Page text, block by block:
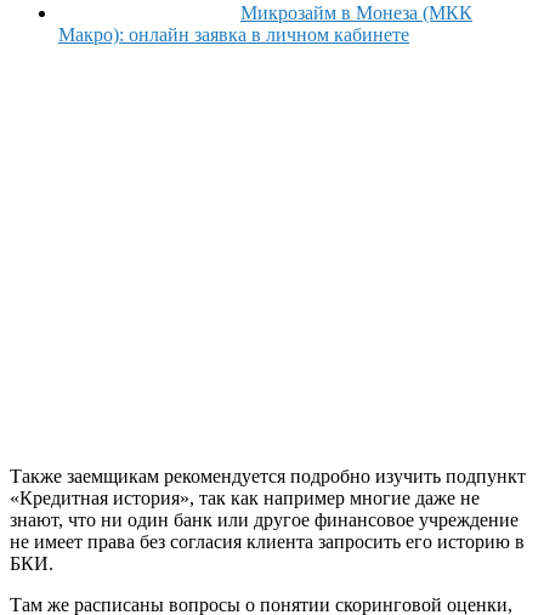
Микрозайм в Монеза (МКК
Макро): онлайн заявка в личном кабинете
Также заемщикам рекомендуется подробно изучить подпункт
«Кредитная история», так как например многие даже не
знают, что ни один банк или другое финансовое учреждение
не имеет права без согласия клиента запросить его историю в
БКИ.
Там же расписаны вопросы о понятии скоринговой оценки,